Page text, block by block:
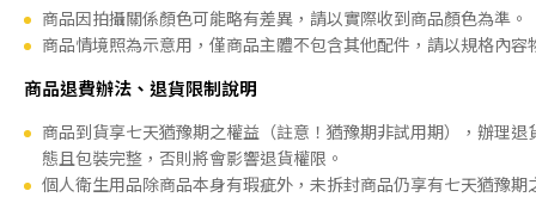
商品因拍攝關係顏色可能略有差異，請以實際收到商品顏色為準。
商品情境照為示意用，僅商品主體不包含其他配件，請以規格內容
商品退費辦法、退貨限制說明
商品到貨享七天猶豫期之權益（註意！猶豫期非試用期），辦理退
態且包裝完整，否則將會影響退貨權限。
個人衛生用品除商品本身有瑕疵外，未拆封商品仍享有七天猶豫期